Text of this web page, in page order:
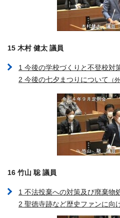
15 木村 健太 議員
1 今後の学校づくりと不登校対
2 今後の七夕まつりについて （
16 竹山 聡 議員
1 不法投棄への対策及び廃棄物
2 聖徳寺跡など歴史ファンに向